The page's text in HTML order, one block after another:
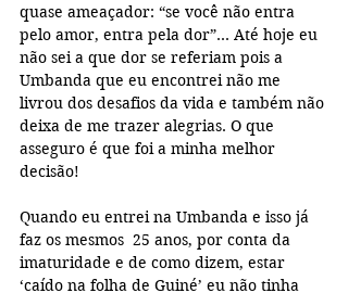
quase ameaçador: “se você não entra
pelo amor, entra pela dor”... Até hoje eu
não sei a que dor se referiam pois a
Umbanda que eu encontrei não me
livrou dos desafios da vida e também não
deixa de me trazer alegrias. O que
asseguro é que foi a minha melhor
decisão!
Quando eu entrei na Umbanda e isso já
faz os mesmos  25 anos, por conta da
imaturidade e de como dizem, estar
‘caído na folha de Guiné’ eu não tinha